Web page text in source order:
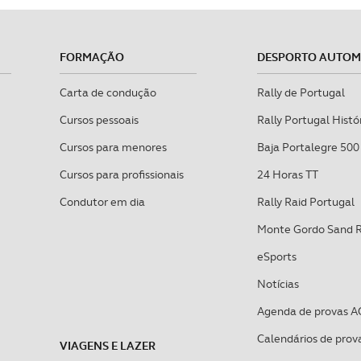
FORMAÇÃO
Carta de condução
Cursos pessoais
Cursos para menores
Cursos para profissionais
Condutor em dia
VIAGENS E LAZER
DESPORTO
Rally de Portugal
Rally Portugal
Baja Portalegre 500
24 Horas TT
Rally Raid Portugal
Monte Gordo Sand
eSports
Notícias
Agenda de provas
Calendários de